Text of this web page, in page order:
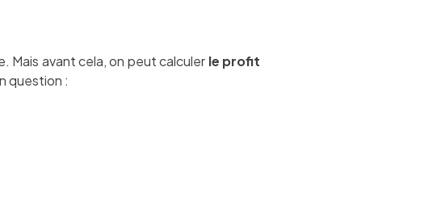
Mais avant cela, on peut calculer le profit
question :